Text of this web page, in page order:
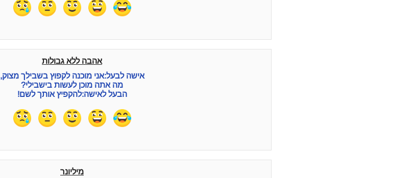
אהבה ללא גבולות
אישה לבעל:אני מוכנה לקפוץ בשבילך מצוק,
מה אתה מוכן לעשות בישבילי?
הבעל לאישה:להקפיץ אותך לשם!
מיליונר